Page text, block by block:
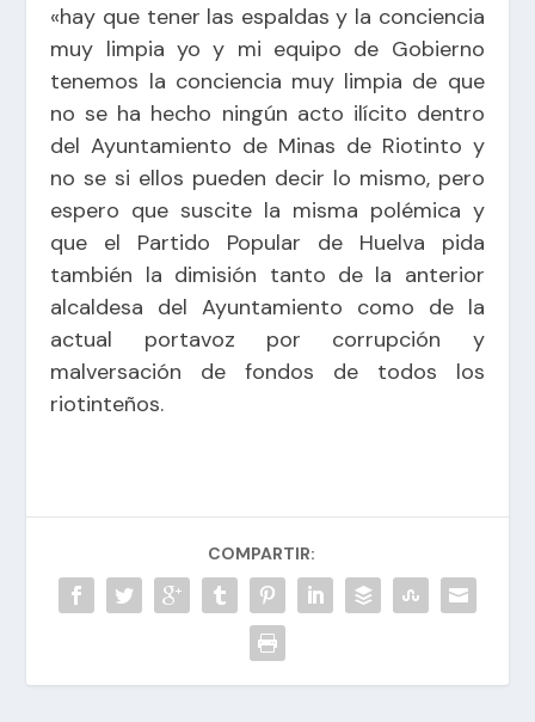
«hay que tener las espaldas y la conciencia
muy limpia yo y mi equipo de Gobierno
tenemos la conciencia muy limpia de que
no se ha hecho ningún acto ilícito dentro
del Ayuntamiento de Minas de Riotinto y
no se si ellos pueden decir lo mismo, pero
espero que suscite la misma polémica y
que el Partido Popular de Huelva pida
también la dimisión tanto de la anterior
alcaldesa del Ayuntamiento como de la
actual portavoz por corrupción y
malversación de fondos de todos los
riotinteños.
COMPARTIR: